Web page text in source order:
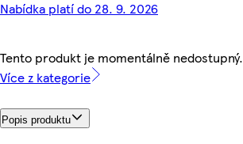
Nabídka platí do 28. 9. 2026
Tento produkt je momentálně nedostupný.
Více z kategorie
Popis produktu